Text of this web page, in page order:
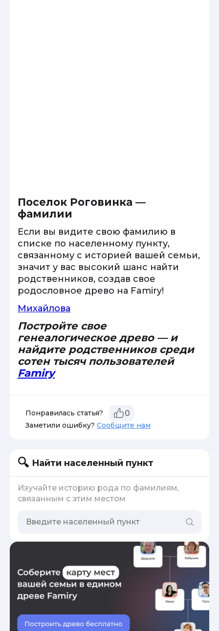
Поселок Роговинка —
фамилии
Если вы видите свою фамилию в
списке по населенному пункту,
связанному с историей вашей семьи,
значит у вас высокий шанс найти
родственников, создав свое
родословное древо на Famiry!
Михайлова
Постройте свое
генеалогическое древо — и
найдите родственников среди
сотен тысяч пользователей
Famiry
Понравилась статья? 0
Заметили ошибку? Сообщите нам
Найти населенный пункт
Изучайте историю рода по фамилиям,
связанным с этим местом